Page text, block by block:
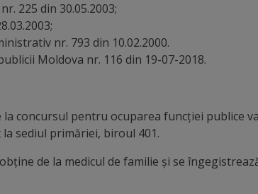
225 din 30.05.2003;
nr. 793 din 10.02.2000.
Moldova nr. 116 din 19-07-2018.
concursul pentru ocuparea funcţiei publice
sediul primăriei, biroul 401.
de la medicul de familie şi se